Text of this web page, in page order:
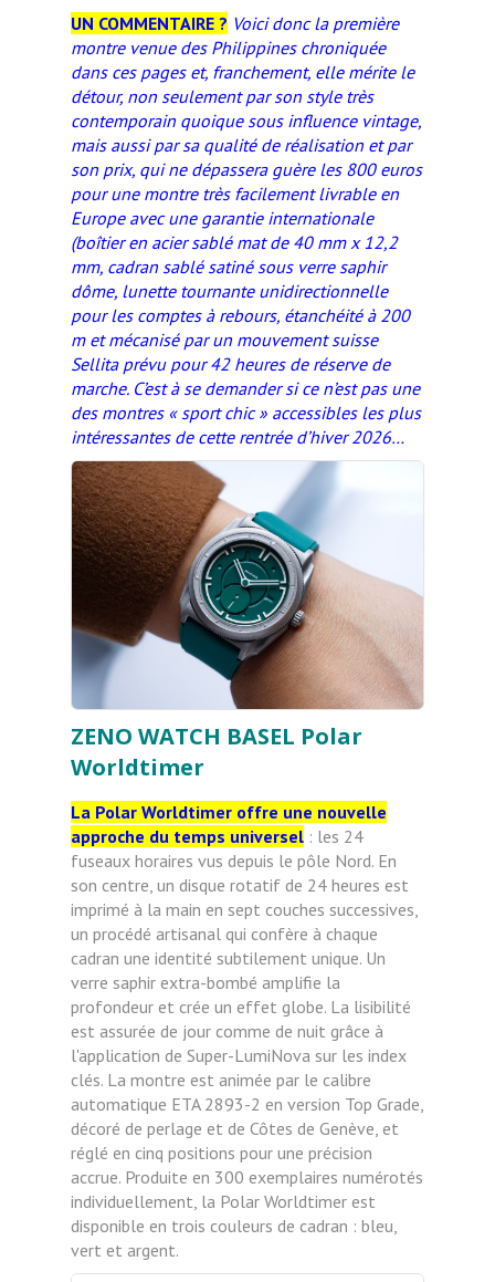
UN COMMENTAIRE ? Voici donc la première
montre venue des Philippines chroniquée
dans ces pages et, franchement, elle mérite le
détour, non seulement par son style très
contemporain quoique sous influence vintage,
mais aussi par sa qualité de réalisation et par
son prix, qui ne dépassera guère les 800 euros
pour une montre très facilement livrable en
Europe avec une garantie internationale
(boîtier en acier sablé mat de 40 mm x 12,2
mm, cadran sablé satiné sous verre saphir
dôme, lunette tournante unidirectionnelle
pour les comptes à rebours, étanchéité à 200
m et mécanisé par un mouvement suisse
Sellita prévu pour 42 heures de réserve de
marche. C’est à se demander si ce n’est pas une
des montres « sport chic » accessibles les plus
intéressantes de cette rentrée d’hiver 2026…
ZENO WATCH BASEL Polar
Worldtimer
La Polar Worldtimer offre une nouvelle
approche du temps universel : les 24
fuseaux horaires vus depuis le pôle Nord. En
son centre, un disque rotatif de 24 heures est
imprimé à la main en sept couches successives,
un procédé artisanal qui confère à chaque
cadran une identité subtilement unique. Un
verre saphir extra-bombé amplifie la
profondeur et crée un effet globe. La lisibilité
est assurée de jour comme de nuit grâce à
l'application de Super-LumiNova sur les index
clés. La montre est animée par le calibre
automatique ETA 2893-2 en version Top Grade,
décoré de perlage et de Côtes de Genève, et
réglé en cinq positions pour une précision
accrue. Produite en 300 exemplaires numérotés
individuellement, la Polar Worldtimer est
disponible en trois couleurs de cadran : bleu,
vert et argent.